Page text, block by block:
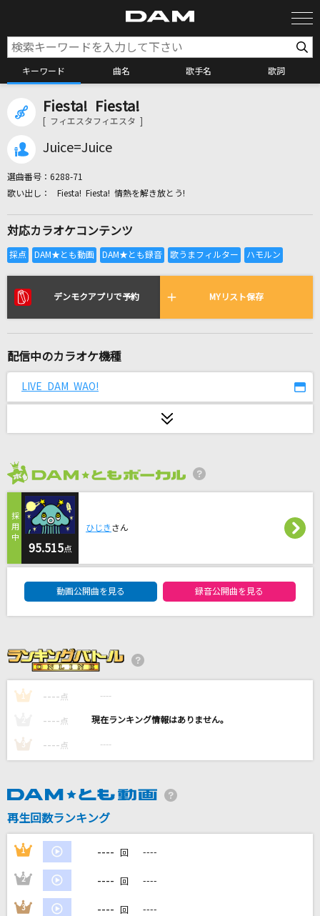
キーワード 曲名 歌手名 歌詞
カラオケ検索
全国りれき
リアルタイムで歌われている曲の一覧
恋
炎と森のカーニバル
B'z
[生音]時代
DAYBREAK IT
iCO
[生音]優しいあの子
スピッツ
Let It Go [レット・イット・ゴー]
Idina Menzel
烏(ビデオクリップバージョン)
[生音]桜
コブクロ
DAMの新曲・ランキングなど
Fiesta! Fiesta!
[ フィエスタフィエスタ ]
Juice=Juice
選曲番号： 6288-71
Fiesta! Fiesta! 情熱を解き放とう!
対応カラオケコンテンツ
デンモクアプリで予約 MYリスト保存
配信中のカラオケ機種
LIVE DAM WAO!
95.515点
ひじき さん
動画公開曲を見る 録音公開曲を見る
1 ---- 点 ----
---- 点 ----
3 ---- 点 ----
再生回数ランキング
1 ---- 回 ----
2 ---- 回 ----
3 ---- 回 ----